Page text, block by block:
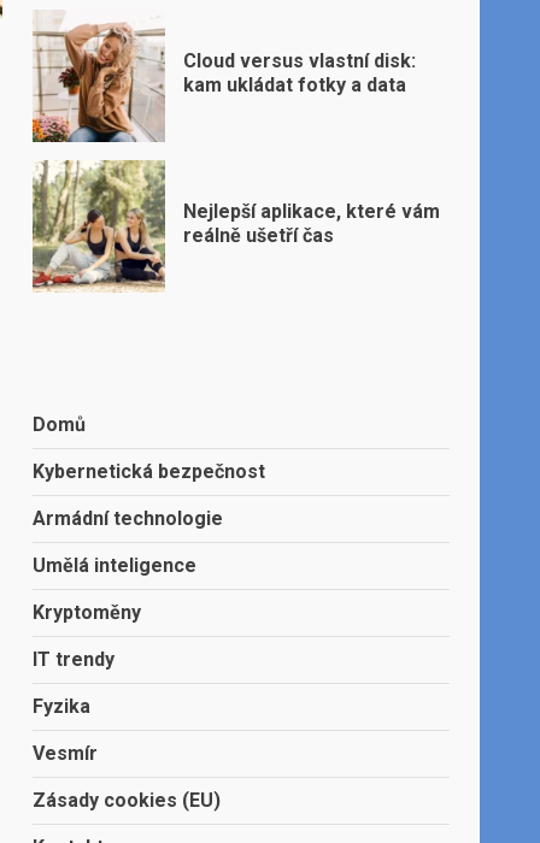
Cloud versus vlastní disk:
kam ukládat fotky a data
Nejlepší aplikace, které vám
reálně ušetří čas
Domů
Kybernetická bezpečnost
Armádní technologie
Umělá inteligence
Kryptoměny
IT trendy
Fyzika
Vesmír
Zásady cookies (EU)